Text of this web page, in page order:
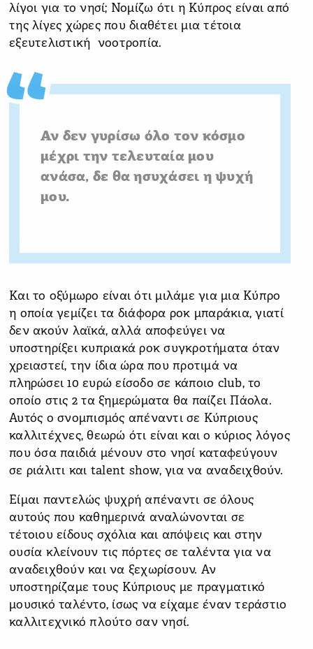
λίγοι για το νησί; Νομίζω ότι η Κύπρος είναι από
της λίγες χώρες που διαθέτει μια τέτοια
εξευτελιστική νοοτροπία.
Αν δεν γυρίσω όλο τον κόσμο
μέχρι την τελευταία μου
ανάσα, δε θα ησυχάσει η ψυχή
μου.
Και το οξύμωρο είναι ότι μιλάμε για μια Κύπρο
η οποία γεμίζει τα διάφορα ροκ μπαράκια, γιατί
δεν ακούν λαϊκά, αλλά αποφεύγει να
υποστηρίξει κυπριακά ροκ συγκροτήματα όταν
χρειαστεί, την ίδια ώρα που προτιμά να
πληρώσει 10 ευρώ είσοδο σε κάποιο club, το
οποίο στις 2 τα ξημερώματα θα παίζει Πάολα.
Αυτός ο σνομπισμός απέναντι σε Κύπριους
καλλιτέχνες, θεωρώ ότι είναι και ο κύριος λόγος
που όσα παιδιά μένουν στο νησί καταφεύγουν
σε ριάλιτι και talent show, για να αναδειχθούν.
Είμαι παντελώς ψυχρή απέναντι σε όλους
αυτούς που καθημερινά αναλώνονται σε
τέτοιου είδους σχόλια και απόψεις και στην
ουσία κλείνουν τις πόρτες σε ταλέντα για να
αναδειχθούν και να ξεχωρίσουν. Αν
υποστηρίζαμε τους Κύπριους με πραγματικό
μουσικό ταλέντο, ίσως να είχαμε έναν τεράστιο
καλλιτεχνικό πλούτο σαν νησί.